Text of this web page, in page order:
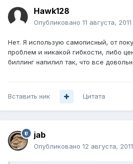
Hawk128
Опубликовано 11 августа, 2011
Нет. Я использую самописный, от
проблем и никакой гибкости, либо
биллинг напилил так, что все
Вставить ник Цитата
jab
Опубликовано 12 августа, 2011